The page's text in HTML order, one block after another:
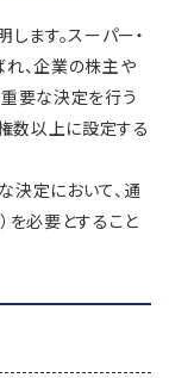
ます。スーパー・
れ、企業の株主や
要な決定を行う
数以上に設定する
決定において、通
必要とすること